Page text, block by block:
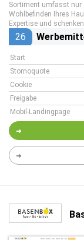
Sortiment umfasst nur
Wohlbefinden Ihres
Expertise und
26
Start
Stornoquote
Cookie
Freigabe
Mobil-Landingpage